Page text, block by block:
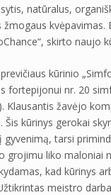
natūralus,
skirto naujo
kūrinio
fortepijonui nr. 20
Klausantis žavėjo
kūrinys gerokai
tarsi
grojimu liko maloniai
kad kūrinys
meistro